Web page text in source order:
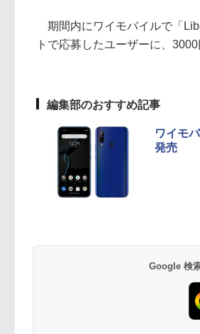
期間内にワイモバイルで「
トで応募したユーザーに、
編集部のおすすめ記事
ワイモ
発売
Google 検